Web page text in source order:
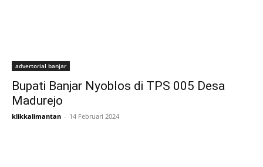
advertorial banjar
Bupati Banjar Nyoblos di TPS 005 Desa
Madurejo
klikkalimantan - 14 Februari 2024